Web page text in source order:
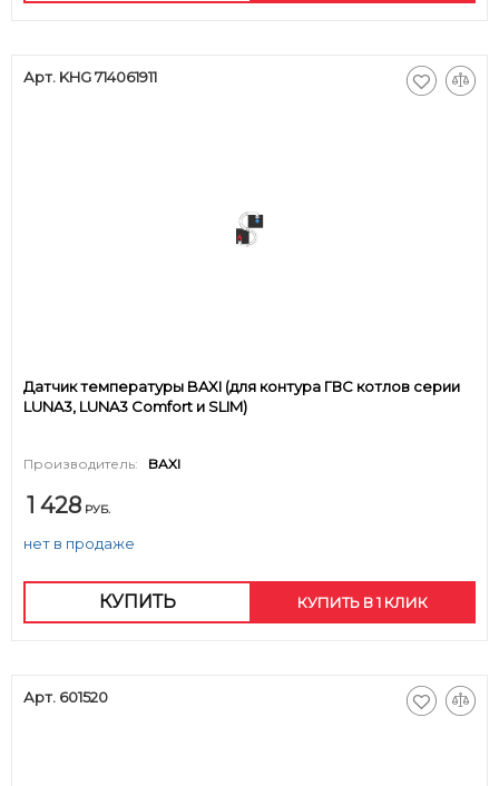
Арт. KHG 714061911
Датчик температуры BAXI (для контура ГВС котлов серии
LUNA3, LUNA3 Comfort и SLIM)
Производитель: BAXI
1 428 РУБ.
нет в продаже
КУПИТЬ КУПИТЬ В 1 КЛИК
Арт. 601520